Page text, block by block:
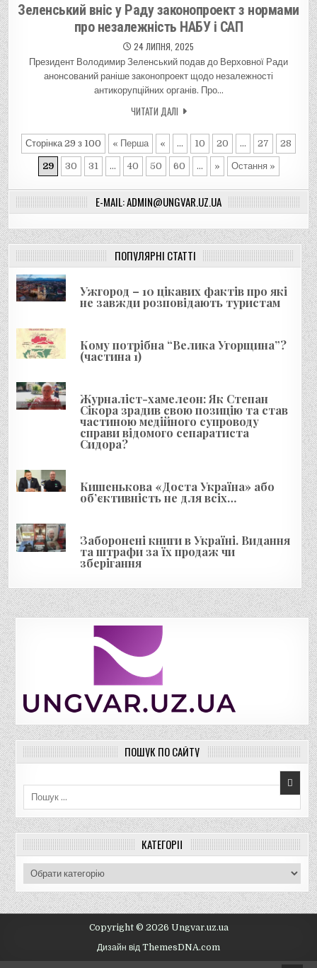
Зеленський вніс у Раду законопроект з нормами
про незалежність НАБУ і САП
24 ЛИПНЯ, 2025
Президент Володимир Зеленський подав до Верховної Ради
анонсований раніше законопроект щодо незалежності
антикорупційних органів. Про…
ЧИТАТИ ДАЛІ
Сторінка 29 з 100 « Перша « ... 10 20 ... 27 28
29 30 31 ... 40 50 60 ... » Остання »
E-MAIL: ADMIN@UNGVAR.UZ.UA
ПОПУЛЯРНІ СТАТТІ
Ужгород – 10 цікавих фактів про які
не завжди розповідають туристам
Кому потрібна “Велика Угорщина”?
(частина 1)
Журналіст-хамелеон: Як Степан
Сікора зрадив свою позицію та став
частиною медійного супроводу
справи відомого сепаратиста
Сидора?
Кишенькова «Доста Україна» або
об’єктивність не для всіх…
Заборонені книги в Україні. Видання
та штрафи за їх продаж чи
зберігання
ПОШУК ПО САЙТУ
КАТЕГОРІЇ
а
т
е
Copyright © 2026 Ungvar.uz.ua
Дизайн від ThemesDNA.com